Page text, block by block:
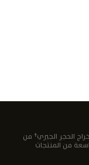
الحجر الجيري† من
من المنتجات